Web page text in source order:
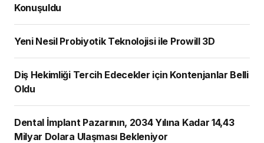
Konuşuldu
Yeni Nesil Probiyotik Teknolojisi ile Prowill 3D
Diş Hekimliği Tercih Edecekler için Kontenjanlar Belli
Oldu
Dental İmplant Pazarının, 2034 Yılına Kadar 14,43
Milyar Dolara Ulaşması Bekleniyor